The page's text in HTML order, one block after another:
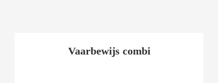
Vaarbewijs combi